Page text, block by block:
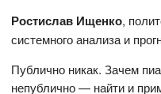
Ростислав Ищенко,
системного анализа и
Публично никак. Зачем
непублично — найти и